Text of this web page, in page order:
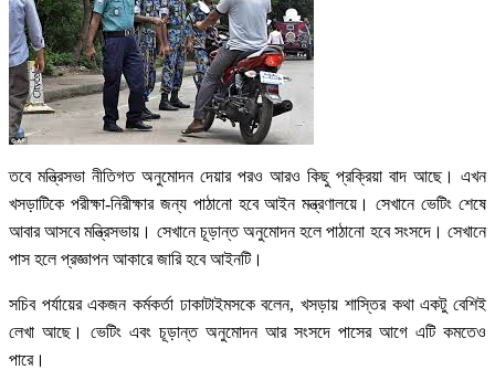
তবে মন্ত্রিসভা নীতিগত অনুমোদন দেয়ার পরও আরও কিছু প্রক্রিয়া বাদ আছে। এখন
খসড়াটিকে পরীক্ষা-নিরীক্ষার জন্য পাঠানো হবে আইন মন্ত্রণালয়ে। সেখানে ভেটিং শেষে
আবার আসবে মন্ত্রিসভায়। সেখানে চূড়ান্ত অনুমোদন হলে পাঠানো হবে সংসদে। সেখানে
পাস হলে প্রজ্ঞাপন আকারে জারি হবে আইনটি।
সচিব পর্যায়ের একজন কর্মকর্তা ঢাকাটাইমসকে বলেন, খসড়ায় শাস্তির কথা একটু বেশিই
লেখা আছে। ভেটিং এবং চূড়ান্ত অনুমোদন আর সংসদে পাসের আগে এটি কমতেও
পারে।